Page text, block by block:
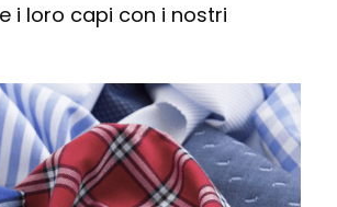
i loro capi con i nostri